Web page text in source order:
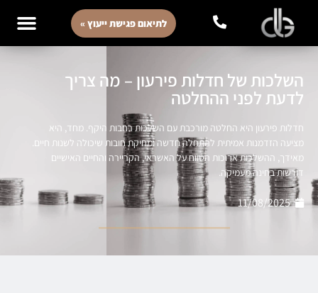
לתיאום פגישת ייעוץ »
השלכות של חדלות פירעון – מה צריך
לדעת לפני ההחלטה
חדלות פירעון היא החלטה מורכבת עם השלכות רחבות היקף. מחד, היא
מציעה הזדמנות אמיתית להתחלה חדשה ומחיקת חובות שיכולה לשנות חיים.
מאידך, ההשלכות ארוכות הטווח על האשראי, הקריירה והחיים האישיים
דורשות בחינה מעמיקה.
11/08/2025